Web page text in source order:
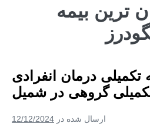
ترین بیمه
تکمیلی درمان انفرادی
گروهی در شمیل
ارسال شده در 12/12/2024